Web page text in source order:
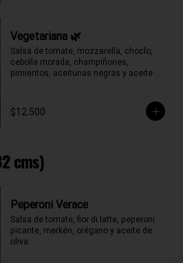
Vegetariana 🌿
Salsa de tomate, mozzarella, choclo,
cebolla morada, champiñones,
pimientos, aceitunas negras y aceite
$12.500
cms)
Peperoni Verace
Salsa de tomate, fior di latte, peperoni
picante, merkén, orégano y aceite de
oliva.